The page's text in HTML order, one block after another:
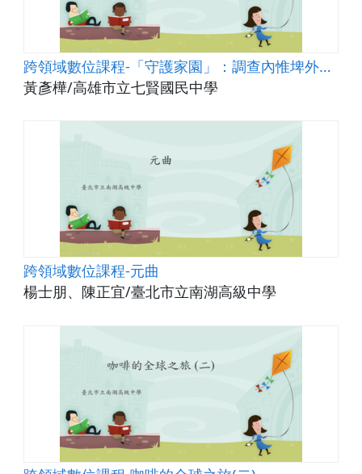
跨領域數位課程-「守護家園」：調查內惟埤外來種的足跡
黃彥樺/高雄市立七賢國民中學
跨領域數位課程-元曲
楊士朋、陳正宜/臺北市立南湖高級中學